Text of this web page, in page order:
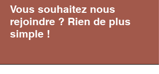
Vous souhaitez nous
rejoindre ? Rien de plus
simple !